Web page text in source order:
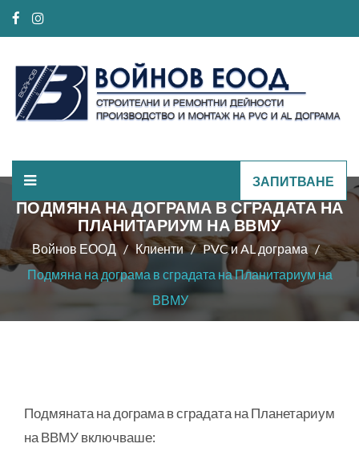
ЗАПИТВАНЕ
ПОДМЯНА НА ДОГРАМА В СГРАДАТА НА
ПЛАНИТАРИУМ НА ВВМУ
Войнов ЕООД Клиeнти
PVC и AL дограма
Подмяна на дограма в сградата на Планитариум на
ВВМУ
Подмяната на дограма в сградата на Планетариум
на ВВМУ включваше: